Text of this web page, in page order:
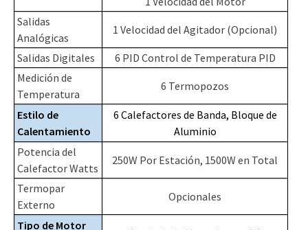
Salidas
Analógicas
1 Velocidad del Agitador (Opcional)
Salidas Digitales
6 PID Control de Temperatura PID
Medición de
Temperatura
6 Termopozos
Estilo de
Calentamiento
6 Calefactores de Banda, Bloque de
Aluminio
Potencia del
Calefactor Watts
250W Por Estación, 1500W en Total
Termopar
Externo
Opcionales
Tipo de Motor